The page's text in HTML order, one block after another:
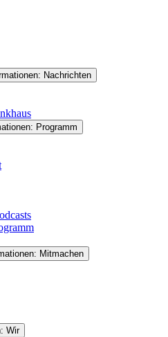
Nachrichten
Programm
Mitmachen
Wir